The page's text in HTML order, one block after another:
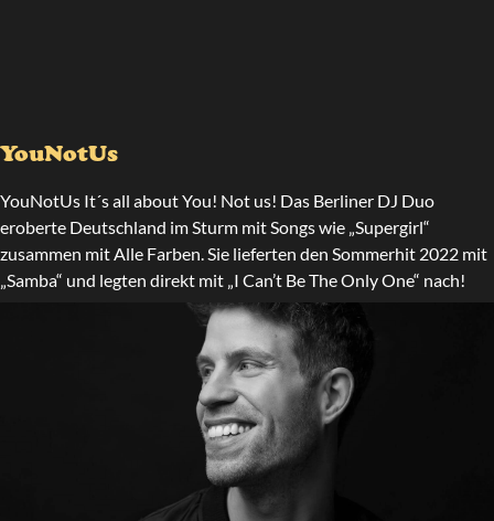
YouNotUs
YouNotUs It´s all about You! Not us! Das Berliner DJ Duo
eroberte Deutschland im Sturm mit Songs wie „Supergirl“
zusammen mit Alle Farben. Sie lieferten den Sommerhit 2022 mit
„Samba“ und legten direkt mit „I Can’t Be The Only One“ nach!